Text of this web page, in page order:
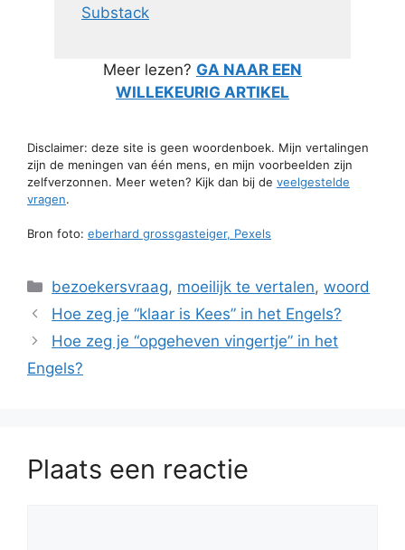
Substack
Meer lezen? GA NAAR EEN
WILLEKEURIG ARTIKEL
Disclaimer: deze site is geen woordenboek. Mijn vertalingen
zijn de meningen van één mens, en mijn voorbeelden zijn
zelfverzonnen. Meer weten? Kijk dan bij de veelgestelde
vragen.
Bron foto: eberhard grossgasteiger, Pexels
Categorieën
bezoekersvraag, moeilijk te vertalen,woord
Hoe zeg je “klaar is Kees” in het Engels?
Hoe zeg je “opgeheven vingertje” in het
Engels?
Plaats een reactie